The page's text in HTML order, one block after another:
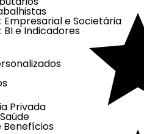
Empresarial e Societária
BI e Indicadores
Privada
Benefícios